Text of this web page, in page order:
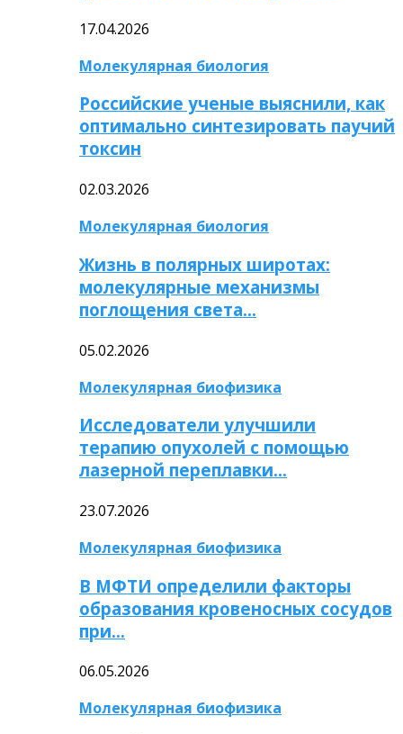
17.04.2026
Молекулярная биология
Российские ученые выяснили, как
оптимально синтезировать паучий
токсин
02.03.2026
Молекулярная биология
Жизнь в полярных широтах:
молекулярные механизмы
поглощения света…
05.02.2026
Молекулярная биофизика
Исследователи улучшили
терапию опухолей с помощью
лазерной переплавки…
23.07.2026
Молекулярная биофизика
В МФТИ определили факторы
образования кровеносных сосудов
при…
06.05.2026
Молекулярная биофизика